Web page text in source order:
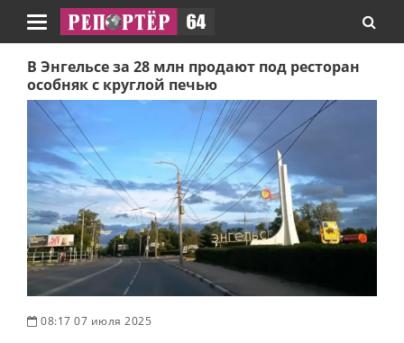
Навигация
В Энгельсе за 28 млн продают под ресторан
особняк с круглой печью
08:17 07 июля 2025